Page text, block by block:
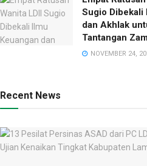
Sugio Dibekali
dan Akhlak
Tantangan
NOVEMBER 24,
Recent News